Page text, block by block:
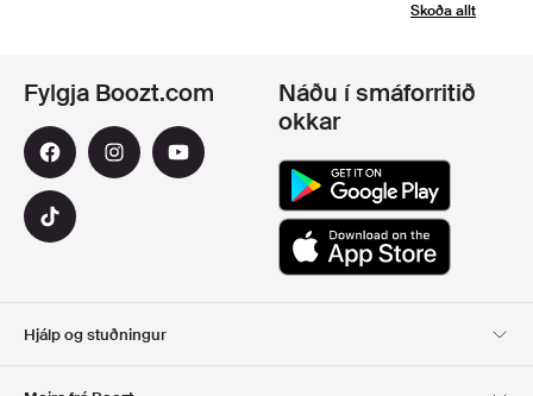
Skoða allt
Hjálp og stuðningur
Fylgja Boozt.com
Náðu í smáforritið
okkar